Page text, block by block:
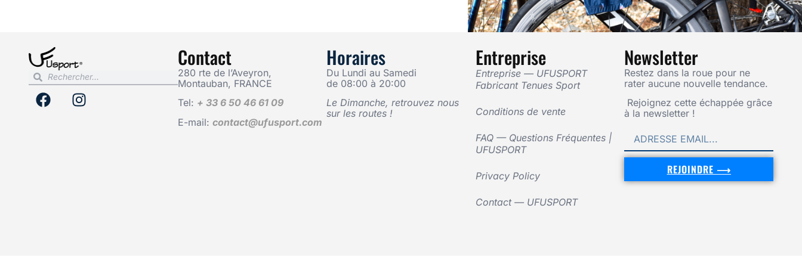
Contact
280 rte de l’Aveyron,
Montauban, FRANCE
Tel: + 33 6 50 46 61 09
E-mail: contact@ufusport.com
Horaires
Du Lundi au Samedi
de 08:00 à 20:00
Le Dimanche, retrouvez nous
sur les routes !
Entreprise
Entreprise — UFUSPORT
Fabricant Tenues Sport
Conditions de vente
FAQ — Questions Fréquentes |
UFUSPORT
Privacy Policy
Contact — UFUSPORT
Newsletter
Restez dans la roue pour ne
rater aucune nouvelle tendance.
Rejoignez cette échappée grâce
à la newsletter !
REJOINDRE ⟶